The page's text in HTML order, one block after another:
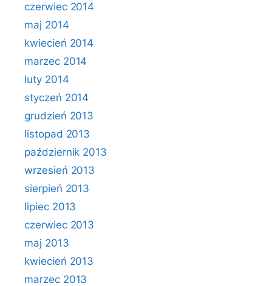
czerwiec 2014
maj 2014
kwiecień 2014
marzec 2014
luty 2014
styczeń 2014
grudzień 2013
listopad 2013
październik 2013
wrzesień 2013
sierpień 2013
lipiec 2013
czerwiec 2013
maj 2013
kwiecień 2013
marzec 2013